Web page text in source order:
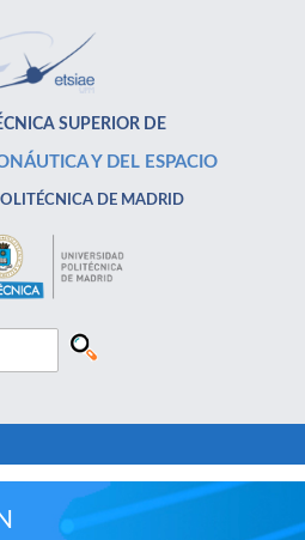
SUPERIOR DE
Y DEL ESPACIO
DE MADRID